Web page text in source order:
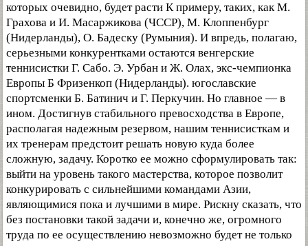
которых очевидно, будет расти К примеру, таких, как М.
Грахова и И. Масаржикова (ЧССР), М. Клоппенбург
(Нидерланды), О. Бадеску (Румыния). И впредь, полагаю,
серьезными конкурентками остаются венгерские
теннисистки Г. Сабо. Э. Урбан и Ж. Олах, экс-чемпионка
Европы Б Фризенкоп (Нидерланды). югославские
спортсменки Б. Батинич и Г. Перкучин. Но главное — в
ином. Достигнув стабильного превосходства в Европе,
располагая надежным резервом, нашим теннисисткам и
их тренерам предстоит решать новую куда более
сложную, задачу. Коротко ее можно сформулировать так:
выйти на уровень такого мастерства, которое позволит
конкурировать с сильнейшими командами Азии,
являющимися пока и лучшими в мире. Рискну сказать, что
без постановки такой задачи и, конечно же, огромного
труда по ее осуществлению невозможно будет не только